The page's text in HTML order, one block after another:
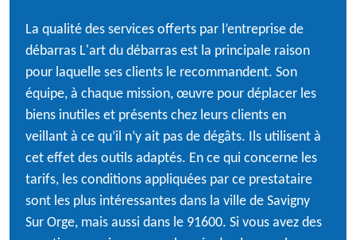
La qualité des services offerts par l’entreprise de
débarras L'art du débarras est la principale raison
pour laquelle ses clients le recommandent. Son
équipe, à chaque mission, œuvre pour déplacer les
biens inutiles et présents chez leurs clients en
veillant à ce qu’il n’y ait pas de dégâts. Ils utilisent à
cet effet des outils adaptés. En ce qui concerne les
tarifs, les conditions appliquées par ce prestataire
sont les plus intéressantes dans la ville de Savigny
Sur Orge, mais aussi dans le 91600. Si vous avez des